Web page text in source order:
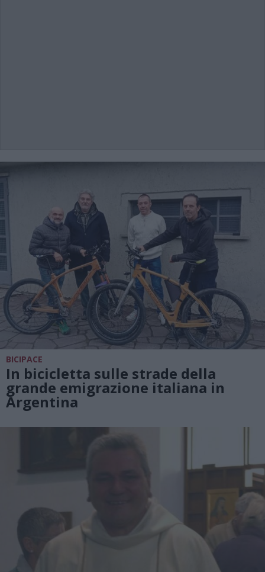
BICIPACE
In bicicletta sulle strade della
grande emigrazione italiana in
Argentina